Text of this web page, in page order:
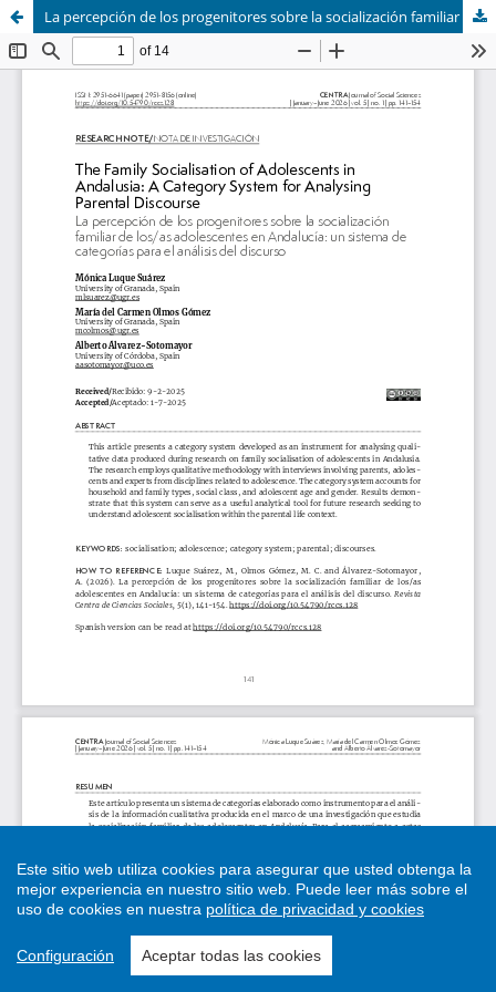
La percepción de los progenitores sobre la socialización familiar de los/as adolescentes en Andalucía: un sistema de categorías para el análisis del discurso
Este sitio web utiliza cookies para asegurar que usted obtenga la
mejor experiencia en nuestro sitio web. Puede leer más sobre el
uso de cookies en nuestra política de privacidad y cookies
Configuración Aceptar todas las cookies